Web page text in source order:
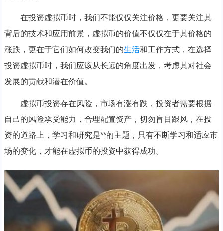
在投资虚拟币时，我们不能仅仅关注价格，更要关注其
背后的技术和应用前景，虚拟币的价值不仅仅在于其价格的
涨跌，更在于它们如何改变我们的生活和工作方式，在选择
投资虚拟币时，我们应该从长远的角度出发，考虑其对社会
发展的贡献和潜在价值。
虚拟币投资存在风险，市场有涨有跌，投资者需要根据
自己的风险承受能力，合理配置资产，切勿盲目跟风，在投
资的道路上，学习和研究是**的主题，只有不断学习和适应市
场的变化，才能在虚拟币的投资中获得成功。